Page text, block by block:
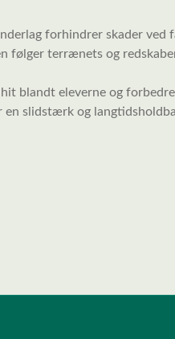
forhindrer skader ved
følger terrænets og
blandt eleverne og
en slidstærk og